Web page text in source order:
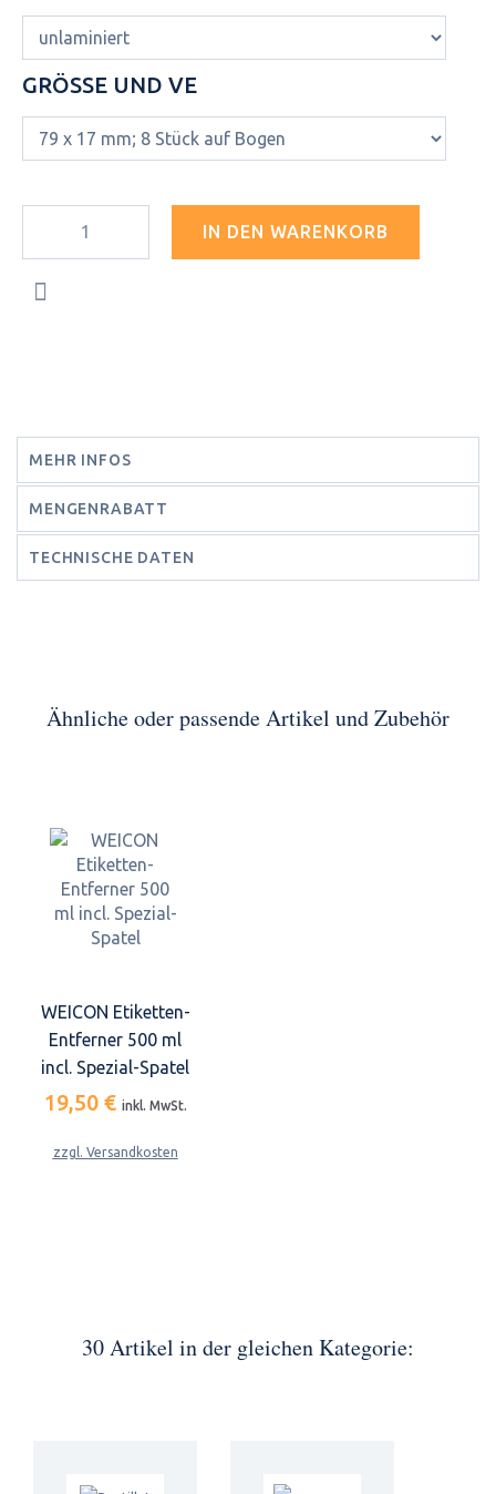
GRÖSSE UND VE
IN DEN WARENKORB
MEHR INFOS
MENGENRABATT
TECHNISCHE DATEN
Ähnliche oder passende Artikel und Zubehör
WEICON Etiketten-
Entferner 500 ml
incl. Spezial-Spatel
19,50 € inkl. MwSt.
zzgl. Versandkosten
30 Artikel in der gleichen Kategorie: